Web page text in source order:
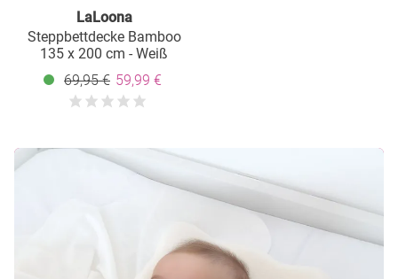
LaLoona
Steppbettdecke Bamboo
135 x 200 cm - Weiß
69,95 € 59,99 €